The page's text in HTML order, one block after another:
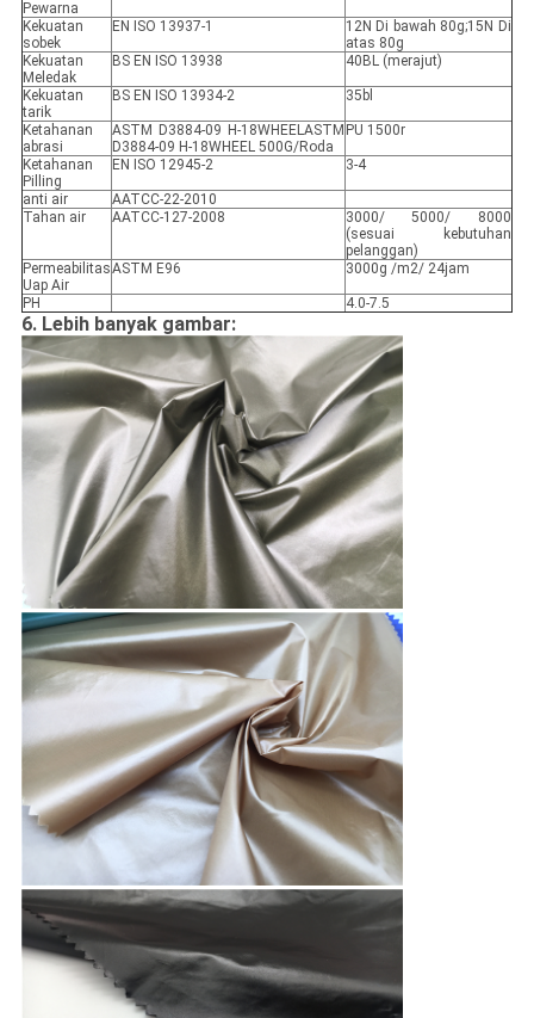
Pewarna
Kekuatan
sobek
EN ISO 13937-1
12N Di bawah 80g;15N Di
atas 80g
Kekuatan
Meledak
BS EN ISO 13938 40BL (merajut)
Kekuatan
tarik
BS EN ISO 13934-2 35bl
Ketahanan
abrasi
ASTM D3884-09 H-18WHEELASTM
D3884-09 H-18WHEEL 500G/Roda
PU 1500r
Ketahanan
Pilling
EN ISO 12945-2 3-4
anti air
AATCC-22-2010
Tahan air
AATCC-127-2008
3000/ 5000/ 8000
(sesuai kebutuhan
pelanggan)
Permeabilitas
Uap Air
ASTM E96 3000g /m2/ 24jam
PH 4.0-7.5
6. Lebih banyak gambar: